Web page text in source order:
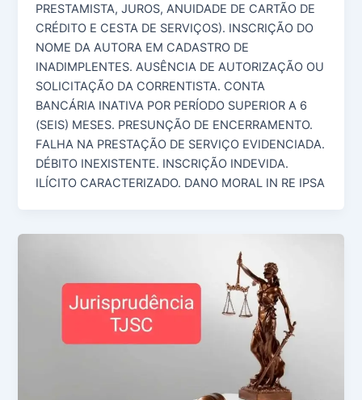
PRESTAMISTA, JUROS, ANUIDADE DE CARTÃO DE
CRÉDITO E CESTA DE SERVIÇOS). INSCRIÇÃO DO
NOME DA AUTORA EM CADASTRO DE
INADIMPLENTES. AUSÊNCIA DE AUTORIZAÇÃO OU
SOLICITAÇÃO DA CORRENTISTA. CONTA
BANCÁRIA INATIVA POR PERÍODO SUPERIOR A 6
(SEIS) MESES. PRESUNÇÃO DE ENCERRAMENTO.
FALHA NA PRESTAÇÃO DE SERVIÇO EVIDENCIADA.
DÉBITO INEXISTENTE. INSCRIÇÃO INDEVIDA.
ILÍCITO CARACTERIZADO. DANO MORAL IN RE IPSA